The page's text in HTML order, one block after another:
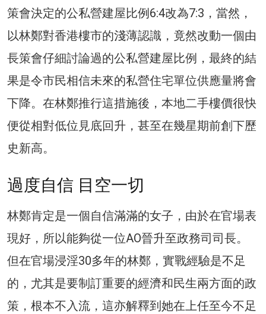
策會決定的公私營建屋比例6:4改為7:3，當然，
以林鄭對香港樓市的淺薄認識，竟然改動一個由
長策會仔細討論過的公私營建屋比例，最終的結
果是令市民相信未來的私營住宅單位供應量將會
下降。在林鄭推行這措施後，本地二手樓價很快
便從相對低位見底回升，甚至在幾星期前創下歷
史新高。
過度自信 目空一切
林鄭肯定是一個自信滿滿的女子，由於在官場表
現好，所以能夠從一位AO晉升至政務司司長。
但在官場浸淫30多年的林鄭，實戰經驗是不足
的，尤其是要制訂重要的經濟和民生兩方面的政
策，根本不入流，這亦解釋到她在上任至今不足